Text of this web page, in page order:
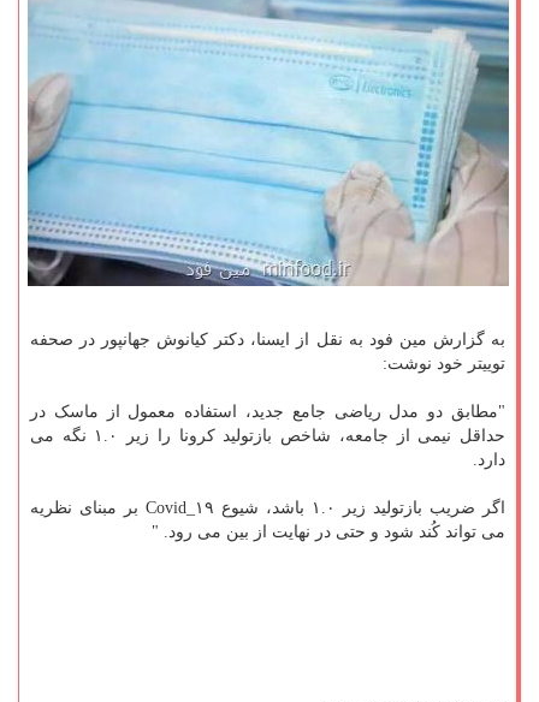
به گزارش مین فود به نقل از ایسنا، دکتر کیانوش جهانپور در صحفه
توییتر خود نوشت:
"‏مطابق دو مدل ریاضی جامع جدید، استفاده معمول از ‎ماسک در
حداقل نیمی از جامعه، شاخص بازتولید ‎کرونا را زیر ۱.۰ نگه می
دارد.
اگر ضریب بازتولید زیر ۱.۰ باشد، شیوع ‎Covid_۱۹ بر مبنای نظریه
می تواند کُند شود و حتی در نهایت از بین می رود. "